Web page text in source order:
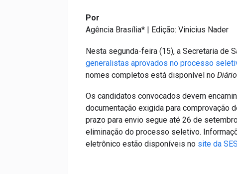
Por
Agência Brasília* | Edição: Vinicius Nader
Nesta segunda-feira (15), a Secretaria de
generalistas aprovados no processo
nomes completos está disponível noDiário
Os candidatos convocados devem
documentação exigida para comprovação
prazo para envio segue até 26 de
eliminação do processo seletivo.
eletrônico estão disponíveis no site da